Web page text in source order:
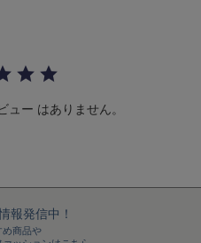
ー はありません。
報発信中！
め商品や